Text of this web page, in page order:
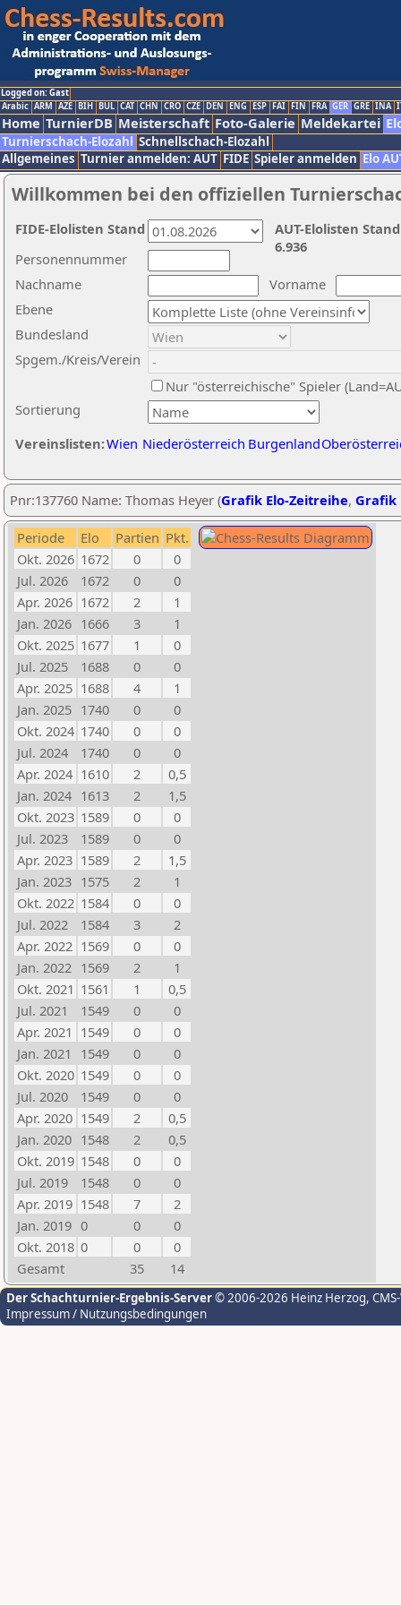
Logged on: Gast
Arabic ARM AZE BIH BUL CAT CHN CRO CZE DEN ENG ESP FAI FIN FRA GER GRE INA
Home TurnierDB Meisterschaft Foto-Galerie Meldekartei
Turnierschach-Elozahl Schnellschach-Elozahl
Allgemeines Turnier anmelden: AUT FIDE Spieler anmelden Elo
Willkommen bei den offiziellen
Nachname
Vorname
Ebene
Sortierung
Personennummer
Bundesland
Spgem./Kreis/Verein
Nur "österreichische" Spieler
Vereinslisten:Wien Niederösterreich Burgenland
AUT-Elolisten
6.936
FIDE-Elolisten Stand
Pnr:137760 Name: Thomas Heyer (Grafik Elo-Zeitreihe, Grafik
Periode Elo Partien Pkt.
Okt. 2026 1672 0
0
Jul. 2026
1672 0
0
Apr. 2026 1672 2
1
Jan. 2026 1666 3
1
Okt. 2025 1677 1
0
Jul. 2025
1688 0
0
Apr. 2025 1688 4
1
Jan. 2025 1740 0
0
Okt. 2024 1740 0
0
Jul. 2024
1740 0
0
Apr. 2024 1610 2
0,5
Jan. 2024 1613 2
1,5
Okt. 2023 1589 0
0
Jul. 2023
1589 0
0
Apr. 2023 1589 2
1,5
Jan. 2023 1575 2
1
Okt. 2022 1584 0
0
Jul. 2022
1584 3
2
Apr. 2022 1569 0
0
Jan. 2022 1569 2
1
Okt. 2021 1561 1
0,5
Jul. 2021
1549 0
0
Apr. 2021 1549 0
0
Jan. 2021
1549 0
0
Okt. 2020 1549 0
0
Jul. 2020
1549 0
0
Apr. 2020 1549 2
0,5
Jan. 2020 1548 2
0,5
Okt. 2019 1548 0
0
Jul. 2019
1548 0
0
Apr. 2019 1548 7
2
Jan. 2019 0 0
0
Okt. 2018 0 0
0
Gesamt
35 14
Der Schachturnier-Ergebnis-Server© 2006-2026 Heinz Herzog,
Impressum / Nutzungsbedingungen